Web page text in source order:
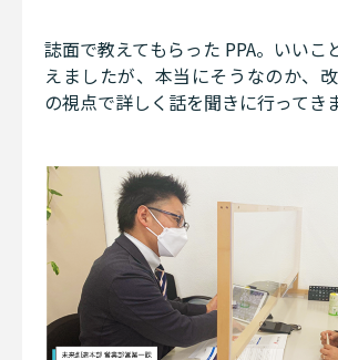
誌面で教えてもらった PPA。いいこ
えましたが、本当にそうなのか、
の視点で詳しく話を聞きに行ってき